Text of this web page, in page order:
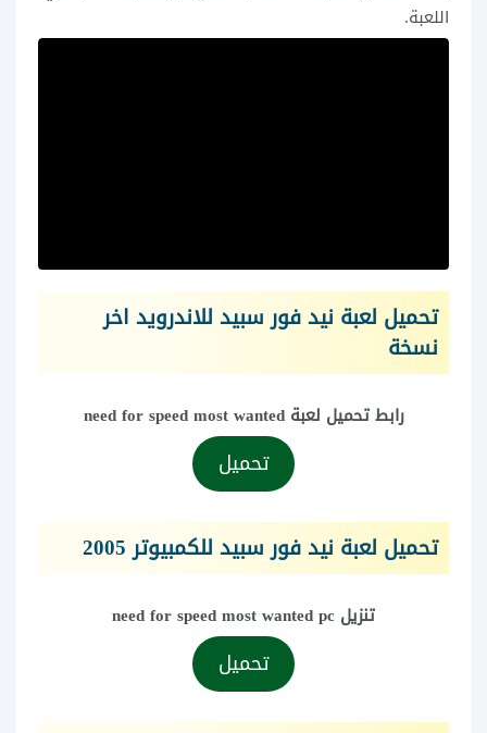
اللعبة.
تحميل لعبة نيد فور سبيد للاندرويد اخر
نسخة
رابط تحميل لعبة need for speed most wanted
تحميل
تحميل لعبة نيد فور سبيد للكمبيوتر 2005
تنزيل need for speed most wanted pc
تحميل